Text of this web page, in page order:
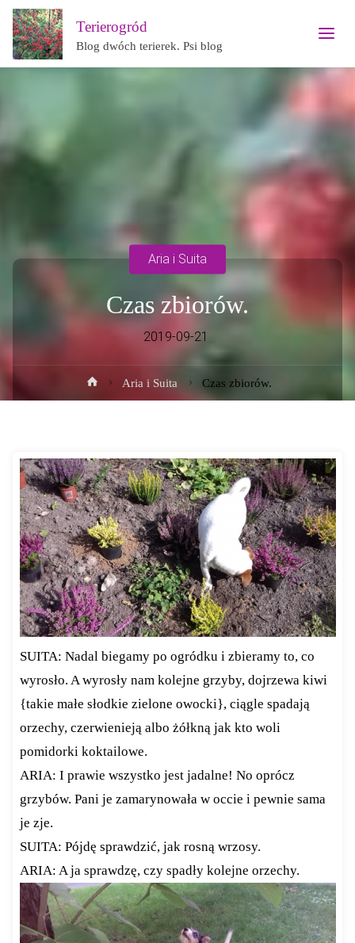
Terierogród
Blog dwóch terierek. Psi blog
Czas zbiorów.
2019-09-21
Aria i Suita
Strona
główna
Aria i Suita Czas zbiorów.
SUITA: Nadal biegamy po ogródku i zbieramy to, co
wyrosło. A wyrosły nam kolejne grzyby, dojrzewa kiwi
{takie małe słodkie zielone owocki}, ciągle spadają
orzechy, czerwienieją albo żółkną jak kto woli
pomidorki koktailowe.
ARIA: I prawie wszystko jest jadalne! No oprócz
grzybów. Pani je zamarynowała w occie i pewnie sama
je zje.
SUITA: Pójdę sprawdzić, jak rosną wrzosy.
ARIA: A ja sprawdzę, czy spadły kolejne orzechy.